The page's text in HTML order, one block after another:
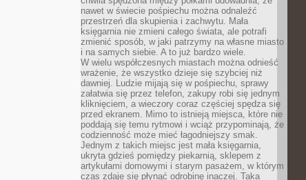
nawet w świecie pośpiechu można odnaleźć
przestrzeń dla skupienia i zachwytu. Mała
księgarnia nie zmieni całego świata, ale potrafi
zmienić sposób, w jaki patrzymy na własne miasto
i na samych siebie. A to już bardzo wiele.
W wielu współczesnych miastach można odnieść
wrażenie, że wszystko dzieje się szybciej niż
dawniej. Ludzie mijają się w pośpiechu, sprawy
załatwia się przez telefon, zakupy robi się jednym
kliknięciem, a wieczory coraz częściej spędza się
przed ekranem. Mimo to istnieją miejsca, które nie
poddają się temu rytmowi i wciąż przypominają, że
codzienność może mieć łagodniejszy smak.
Jednym z takich miejsc jest mała księgarnia,
ukryta gdzieś pomiędzy piekarnią, sklepem z
artykułami domowymi i starym pasażem, w którym
czas zdaje się płynąć odrobinę inaczej. Taka